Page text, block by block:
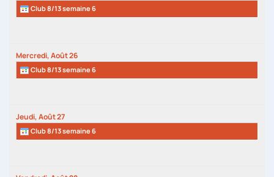
Club 8/13 semaine 6
Mercredi,Août26
Club 8/13 semaine 6
Jeudi,Août27
Club 8/13 semaine 6